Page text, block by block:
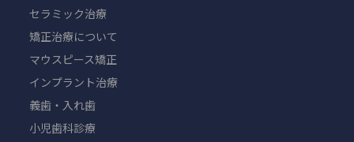
セラミック治療
矯正治療について
マウスピース矯正
インプラント治療
義歯・入れ歯
小児歯科診療